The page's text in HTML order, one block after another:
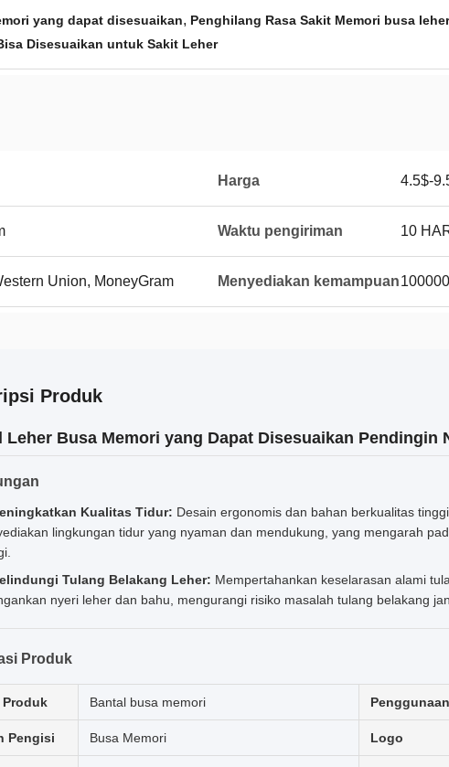
yang dapat disesuaikan, Penghilang Rasa Sakit Memori busa
Disesuaikan untuk Sakit Leher
Harga 4.5$-
Waktu pengiriman 10
Union, MoneyGram Menyediakan kemampuan
Produk
Leher Busa Memori yang Dapat Disesuaikan Pendingin
Kualitas Tidur: Desain ergonomis dan bahan berkualitas
lingkungan tidur yang nyaman dan mendukung, yang mengarah
Tulang Belakang Leher: Mempertahankan keselarasan alami
nyeri leher dan bahu, mengurangi risiko masalah tulang belakang
Produk
Produk Bantal busa memori Penggunaan
Pengisi Busa Memori Logo